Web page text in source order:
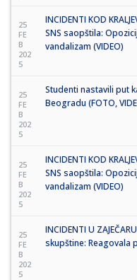
25
FE
B
202
5
INCIDENTI KOD
SNS saopštila:
vandalizam (VIDEO)
25
FE
B
202
5
Studenti nastavili put
Beogradu (FOTO,
25
FE
B
202
5
INCIDENTI KOD
SNS saopštila:
vandalizam (VIDEO)
25
FE
B
202
5
INCIDENTI U
skupštine: Reagovala